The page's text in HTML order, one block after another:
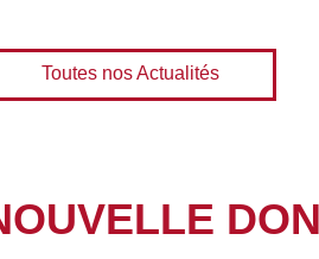
Toutes nos Actualités